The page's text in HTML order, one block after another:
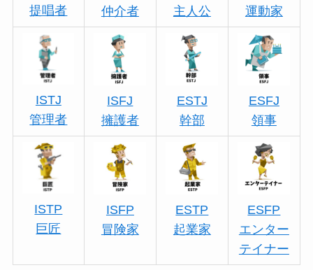
提唱者
仲介者
主人公
運動家
ISTJ
管理者
ISFJ
擁護者
ESTJ
幹部
ESFJ
領事
ISTP
巨匠
ISFP
冒険家
ESTP
起業家
ESFP
エンター
テイナー